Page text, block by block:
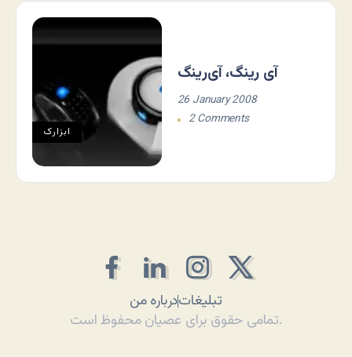
ابزارک
آی رینگ، آی‌رینگ
26 January 2008
2 Comments
درباره منتبلیغات
تمامی حقوق برای عصیان محفوظ است.